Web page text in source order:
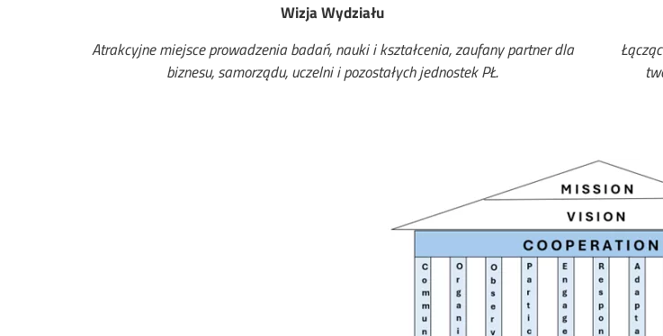
Wizja Wydziału
Atrakcyjne miejsce prowadzenia badań, nauki i kształcenia, zaufany partner dla
biznesu, samorządu, uczelni i pozostałych jednostek PŁ.